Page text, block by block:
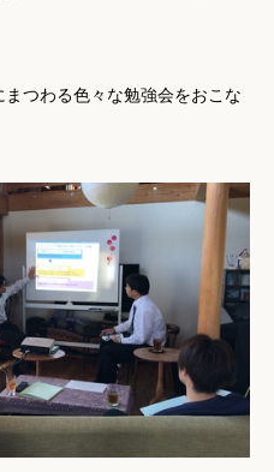
つわる色々な勉強会をおこな